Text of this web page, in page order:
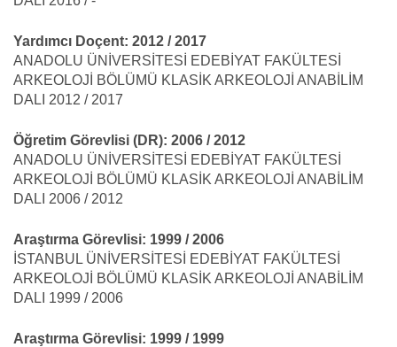
Yardımcı Doçent: 2012 / 2017
ANADOLU ÜNİVERSİTESİ EDEBİYAT FAKÜLTESİ
ARKEOLOJİ BÖLÜMÜ KLASİK ARKEOLOJİ ANABİLİM
DALI 2012 / 2017
Öğretim Görevlisi (DR): 2006 / 2012
ANADOLU ÜNİVERSİTESİ EDEBİYAT FAKÜLTESİ
ARKEOLOJİ BÖLÜMÜ KLASİK ARKEOLOJİ ANABİLİM
DALI 2006 / 2012
Araştırma Görevlisi: 1999 / 2006
İSTANBUL ÜNİVERSİTESİ EDEBİYAT FAKÜLTESİ
ARKEOLOJİ BÖLÜMÜ KLASİK ARKEOLOJİ ANABİLİM
DALI 1999 / 2006
Araştırma Görevlisi: 1999 / 1999